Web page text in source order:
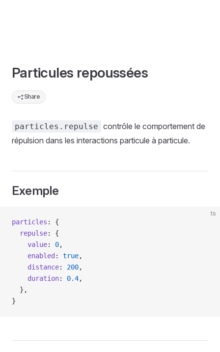
Particules repoussées
Share
particles.repulse contrôle le comportement de
répulsion dans les interactions particule à particule.
Exemple
ts
particles : {
  repulse
: {
    value
: 0,
    enabled
: true,
    distance
: 200,
    duration
: 0.4,
  },
}